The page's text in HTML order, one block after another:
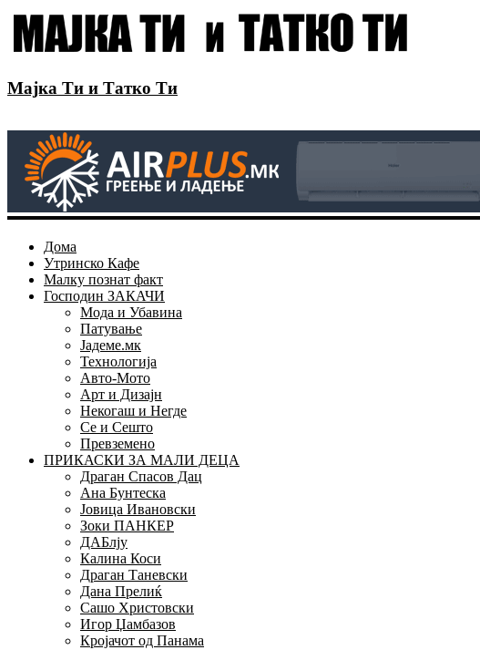
Мајка Ти и Татко Ти
Дома
Утринско Кафе
Малку познат факт
Господин ЗАКАЧИ
Мода и Убавина
Патување
Јадеме.мк
Технологија
Авто-Мото
Арт и Дизајн
Некогаш и Негде
Се и Сешто
Превземено
ПРИКАСКИ ЗА МАЛИ ДЕЦА
Драган Спасов Дац
Ана Бунтеска
Јовица Ивановски
Зоки ПАНКЕР
ДАБлју
Калина Коси
Драган Таневски
Дана Прелиќ
Сашо Христовски
Игор Џамбазов
Кројачот од Панама